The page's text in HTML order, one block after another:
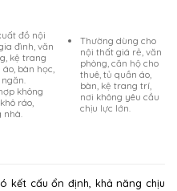
đồ nội
đình, văn
kệ trang
bàn học,
không
ráo,
nhà.
Thường dùng cho
nội thất giá rẻ, văn
phòng, căn hộ cho
thuê, tủ quần áo,
bàn, kệ trang trí,
nơi không yêu cầu
chịu lực lớn.
kết cấu ổn định, khả năng chịu